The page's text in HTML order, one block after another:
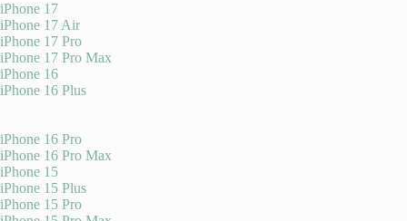
iPhone 17
iPhone 17 Air
iPhone 17 Pro
iPhone 17 Pro Max
iPhone 16
iPhone 16 Plus
iPhone 16 Pro
iPhone 16 Pro Max
iPhone 15
iPhone 15 Plus
iPhone 15 Pro